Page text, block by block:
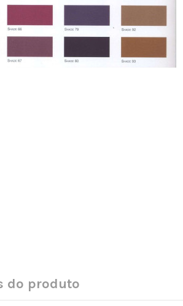
do produto